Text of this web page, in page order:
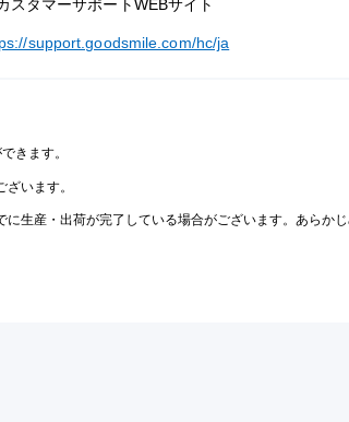
スタマーサポートWEBサイト
support.goodsmile.com/hc/ja
きます。
います。
生産・出荷が完了している場合がございます。あらか